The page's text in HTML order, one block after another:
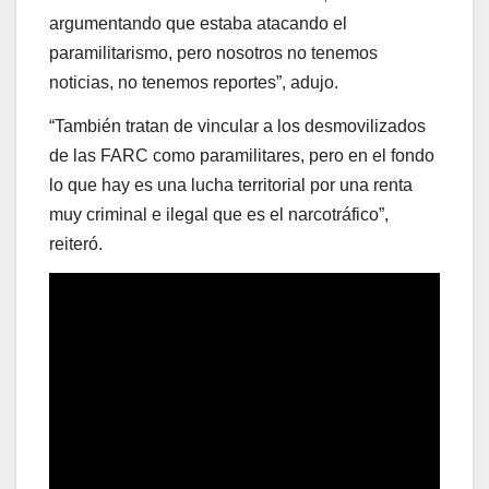
argumentando que estaba atacando el
paramilitarismo, pero nosotros no tenemos
noticias, no tenemos reportes”, adujo.
“También tratan de vincular a los desmovilizados
de las FARC como paramilitares, pero en el fondo
lo que hay es una lucha territorial por una renta
muy criminal e ilegal que es el narcotráfico”,
reiteró.